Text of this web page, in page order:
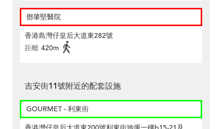
鄧肇堅醫院
香港島灣仔皇后大道東282號
距離 420m
吉安街11號附近的配套設施
GOURMET - 利東街